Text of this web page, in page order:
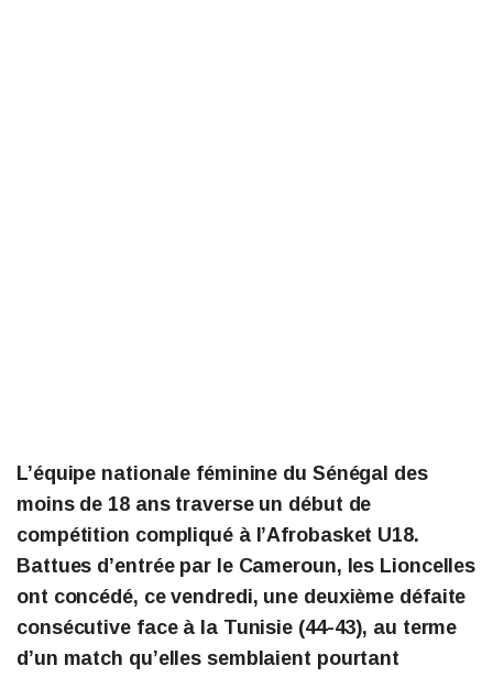
L’équipe nationale féminine du Sénégal des
moins de 18 ans traverse un début de
compétition compliqué à l’Afrobasket U18.
Battues d’entrée par le Cameroun, les Lioncelles
ont concédé, ce vendredi, une deuxième défaite
consécutive face à la Tunisie (44-43), au terme
d’un match qu’elles semblaient pourtant